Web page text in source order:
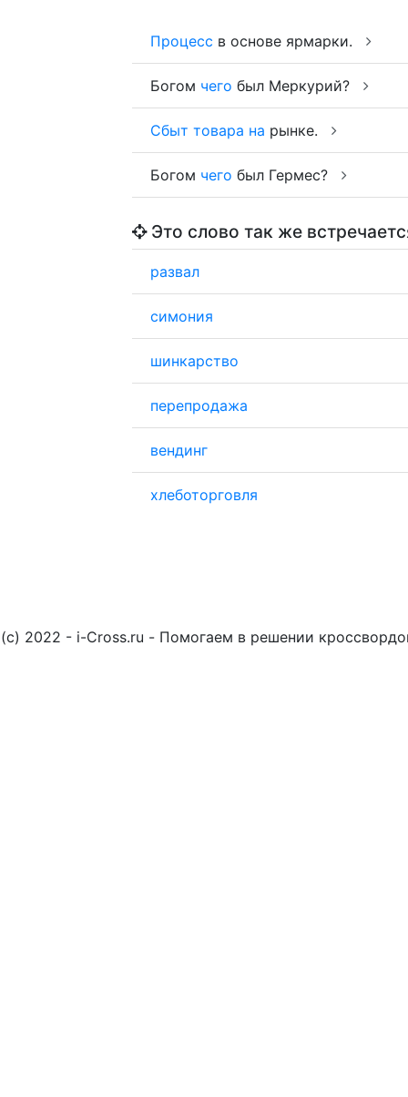
Процесс в основе ярмарки.
Богом чего был Меркурий?
Сбыт товара на рынке.
Богом чего был Гермес?
Это слово так же
развал
симония
шинкарство
перепродажа
вендинг
хлеботорговля
(c) 2022 - i-Cross.ru - Помогаем в решении